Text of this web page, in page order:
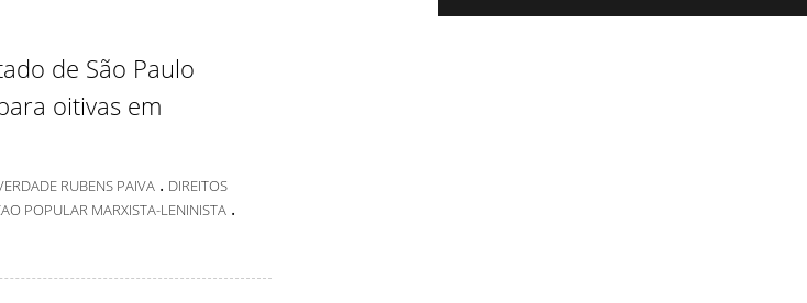
de São Paulo
oitivas em
RUBENS PAIVA . DIREITOS
POPULAR MARXISTA-LENINISTA .